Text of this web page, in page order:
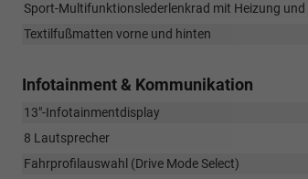
Sport-Multifunktionslederlenkrad mit Heizung
Textilfußmatten vorne und hinten
Infotainment & Kommunikation
13"-Infotainmentdisplay
8 Lautsprecher
Fahrprofilauswahl (Drive Mode Select)